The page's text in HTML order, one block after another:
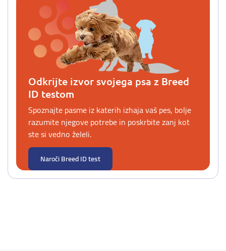
Odkrijte izvor svojega psa z Breed
ID testom
Spoznajte pasme iz katerih izhaja vaš pes, bolje
razumite njegove potrebe in poskrbite zanj kot
ste si vedno želeli.
Naroči Breed ID test